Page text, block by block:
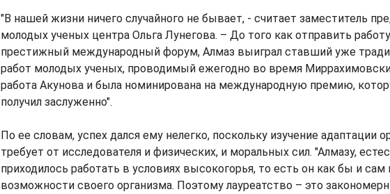
"В нашей жизни ничего случайного не бывает, - считает заместитель
молодых ученых центра Ольга Лунегова. – До того как отправить
престижный международный форум, Алмаз выиграл ставший уже
работ молодых ученых, проводимый ежегодно во время
работа Акунова и была номинирована на международную премию,
получил заслуженно".
По ее словам, успех дался ему нелегко, поскольку изучение адаптации
требует от исследователя и физических, и моральных сил. "Алмазу,
приходилось работать в условиях высокогорья, то есть он как бы и
возможности своего организма. Поэтому лауреатство – это